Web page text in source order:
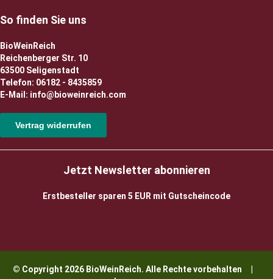
So finden Sie uns
BioWeinReich
Reichenberger Str. 10
63500 Seligenstadt
Telefon: 06182 - 8435859
E-Mail: info@bioweinreich.com
Vertrag widerrufen
Jetzt Newsletter abonnieren
Erstbesteller sparen 5 EUR mit Gutscheincode
© Copyright 2026 BioWeinReich. Alle Rechte vorbehalten |